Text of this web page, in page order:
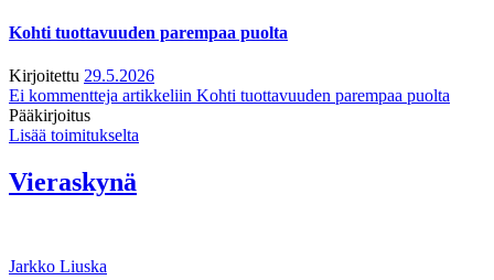
Kohti tuottavuuden parempaa puolta
Kirjoitettu 29.5.2026
Ei kommentteja artikkeliin Kohti tuottavuuden parempaa puolta
Pääkirjoitus
Lisää toimitukselta
Vieraskynä
Jarkko Liuska